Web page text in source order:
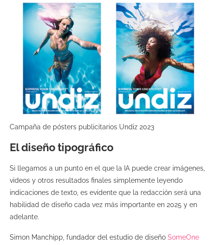
Campaña de pósters publicitarios Undiz 2023
El diseño tipográfico
Si llegamos a un punto en el que la IA puede crear imágenes,
videos y otros resultados finales simplemente leyendo
indicaciones de texto, es evidente que la redacción será una
habilidad de diseño cada vez más importante en 2025 y en
adelante.
Simon Manchipp, fundador del estudio de diseño SomeOne